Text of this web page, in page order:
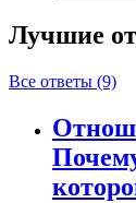
Лучшие
Все ответы (9)